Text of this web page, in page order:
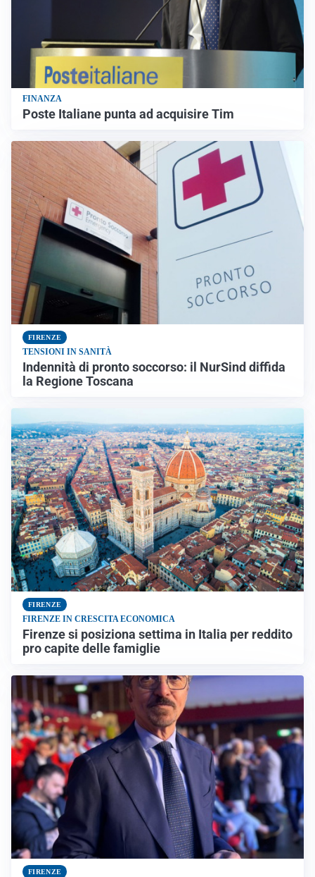
FINANZA
Poste Italiane punta ad acquisire Tim
FIRENZE
TENSIONI IN SANITÀ
Indennità di pronto soccorso: il NurSind diffida
la Regione Toscana
FIRENZE
FIRENZE IN CRESCITA ECONOMICA
Firenze si posiziona settima in Italia per reddito
pro capite delle famiglie
FIRENZE